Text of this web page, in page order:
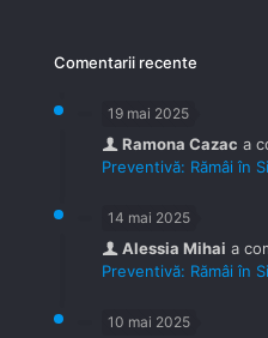
Comentarii recente
19 mai 2025
Ramona Cazac a
Preventivă: Rămâi în
14 mai 2025
Alessia Mihai a
Preventivă: Rămâi în
10 mai 2025